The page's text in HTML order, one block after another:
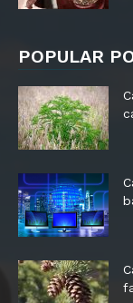
POPULAR